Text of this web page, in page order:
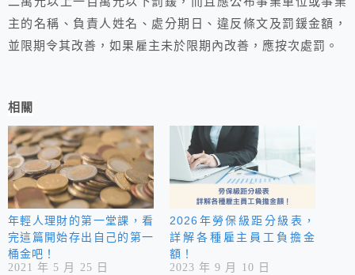
主的名稱、負責人姓名、處分期日、違反條文及罰鍰金額，
並限期令其改善，如果雇主未於限期內改善，應按次處罰。
相關
年輕人理財的第一堂課，看
完這篇開始存出自己的第一
桶金吧！
2021 年 5 月 25 日
2026年勞保級距分級表，
詳解各種雇主員工負擔金
額！
2023 年 9 月 10 日